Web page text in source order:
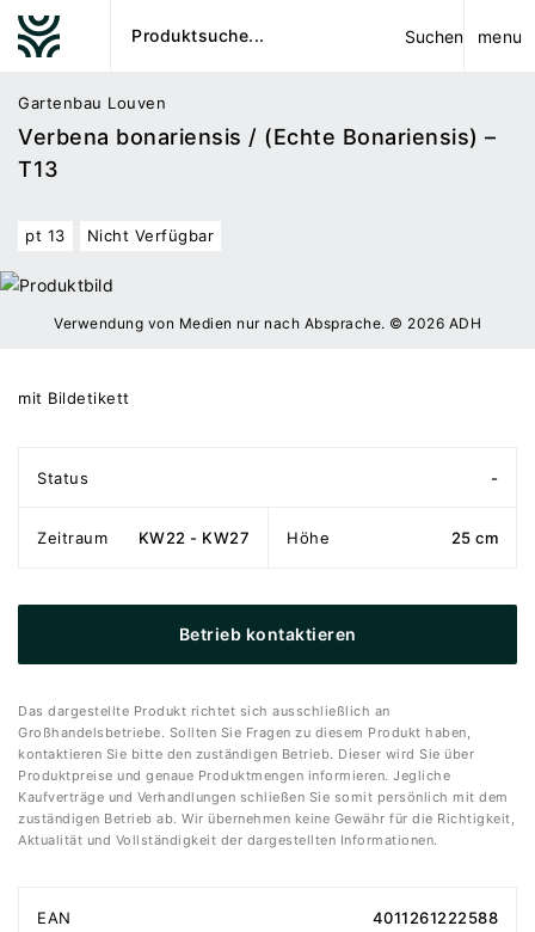
Suchen menu
Gartenbau Louven
Verbena bonariensis / (Echte Bonariensis) –
T13
pt 13 Nicht Verfügbar
Verwendung von Medien nur nach Absprache. © 2026 ADH
mit Bildetikett
Status -
Zeitraum KW22 - KW27 Höhe 25 cm
Betrieb kontaktieren
Das dargestellte Produkt richtet sich ausschließlich an
Großhandelsbetriebe. Sollten Sie Fragen zu diesem Produkt haben,
kontaktieren Sie bitte den zuständigen Betrieb. Dieser wird Sie über
Produktpreise und genaue Produktmengen informieren. Jegliche
Kaufverträge und Verhandlungen schließen Sie somit persönlich mit dem
zuständigen Betrieb ab. Wir übernehmen keine Gewähr für die Richtigkeit,
Aktualität und Vollständigkeit der dargestellten Informationen.
EAN 4011261222588